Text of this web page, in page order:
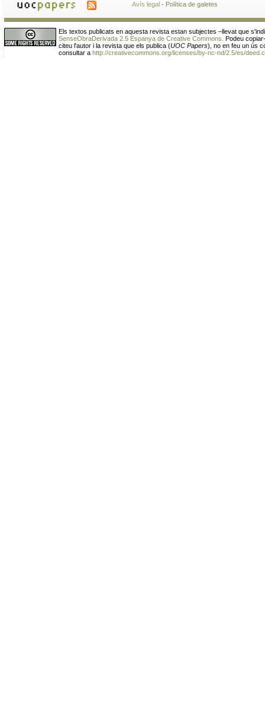
Avís legal · Política de galetes
Els textos publicats en aquesta revista estan subjectes –llevat que
SenseObraDerivada 2.5 Espanya de Creative Commons. Podeu
citeu l'autor i la revista que els publica (UOC Papers), no en feu un ús
consultar a http://creativecommons.org/licenses/by-nc-nd/2.5/es/